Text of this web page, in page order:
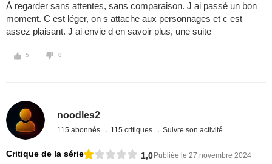
À regarder sans attentes, sans comparaison. J ai passé un bon
moment. C est léger, on s attache aux personnages et c est
assez plaisant. J ai envie d en savoir plus, une suite
5 0
noodles2
115 abonnés 115 critiques Suivre son activité
Critique de la série 1,0Publiée le 27 novembre 2024